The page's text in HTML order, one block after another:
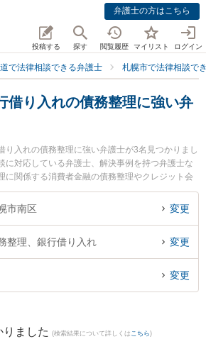
弁護士の方はこちら
投稿する 探す 閲覧履歴 マイリスト ログイン
で法律相談できる弁護士 札幌市で法律相談で
借り入れの債務整理に強い弁
り入れの債務整理に強い弁護士が3名見つかりまし
に対応している弁護士、解決事例を持つ弁護士な
に関係する消費者金融の債務整理やクレジット会
務整理等の細かな分野での絞り込み検索もでき便
務所の尾崎 祐一弁護士やまこまない法律事務所の
理のトラブルを今すぐに弁護士に相談したい』
トラブル解決の実績豊富な近くの弁護士を検索し
借り入れの債務整理を法律相談できる札幌市南区
市南区 変更
整理、銀行借り入れ 変更
変更
りました (検索結果について詳しくは こちら)